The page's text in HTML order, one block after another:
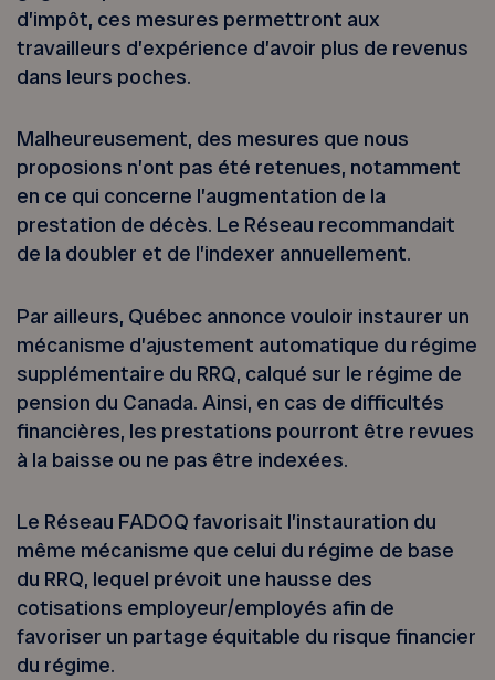
d’impôt, ces mesures permettront aux
travailleurs d’expérience d’avoir plus de revenus
dans leurs poches.
Malheureusement, des mesures que nous
proposions n’ont pas été retenues, notamment
en ce qui concerne l’augmentation de la
prestation de décès. Le Réseau recommandait
de la doubler et de l’indexer annuellement.
Par ailleurs, Québec annonce vouloir instaurer un
mécanisme d’ajustement automatique du régime
supplémentaire du RRQ, calqué sur le régime de
pension du Canada. Ainsi, en cas de difficultés
financières, les prestations pourront être revues
à la baisse ou ne pas être indexées.
Le Réseau FADOQ favorisait l’instauration du
même mécanisme que celui du régime de base
du RRQ, lequel prévoit une hausse des
cotisations employeur/employés afin de
favoriser un partage équitable du risque financier
du régime.